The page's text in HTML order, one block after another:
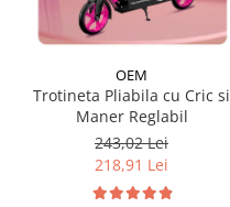
OEM
Trotineta Pliabila cu Cric si
Maner Reglabil
243,02 Lei
218,91 Lei